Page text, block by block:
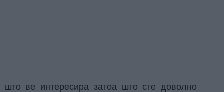
што ве интересира затоа што сте доволно